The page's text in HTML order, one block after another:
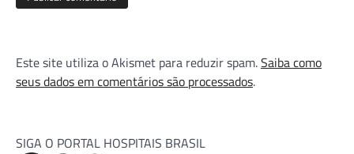
Este site utiliza o Akismet para reduzir spam.Saiba como
seus dados em comentários são processados.
SIGA O PORTAL HOSPITAIS BRASIL